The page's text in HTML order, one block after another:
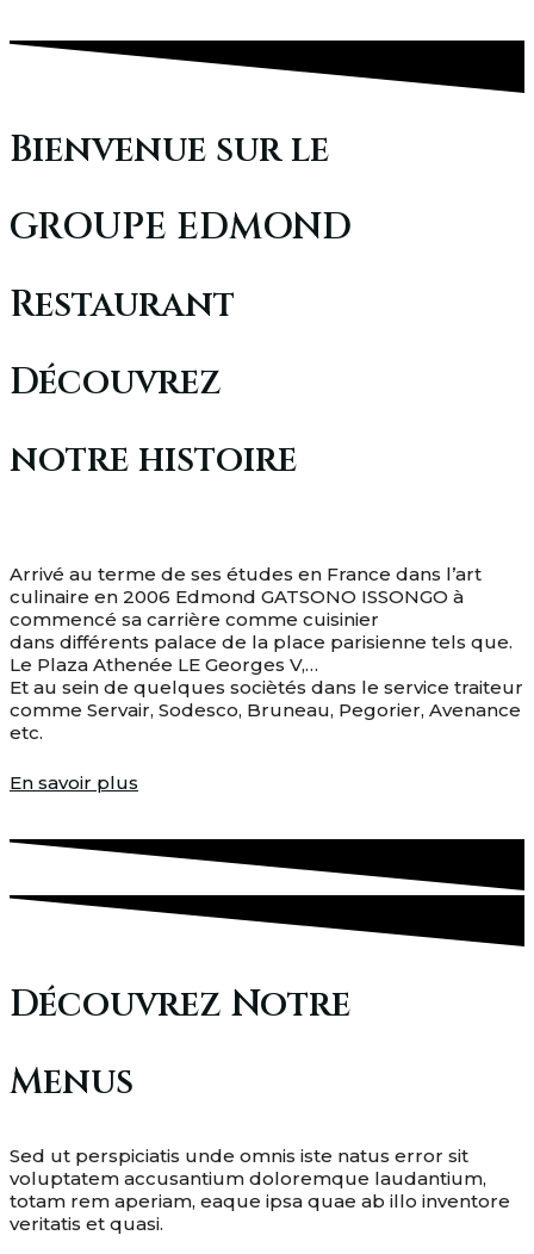
Bienvenue sur le
GROUPE EDMOND
Restaurant
Découvrez
notre histoire
Arrivé au terme de ses études en France dans l’art
culinaire en 2006 Edmond GATSONO ISSONGO à
commencé sa carrière comme cuisinier
dans différents palace de la place parisienne tels que.
Le Plaza Athenée LE Georges V,…
Et au sein de quelques sociètés dans le service traiteur
comme Servair, Sodesco, Bruneau, Pegorier, Avenance
etc.
En savoir plus
Découvrez Notre
Menus
Sed ut perspiciatis unde omnis iste natus error sit
voluptatem accusantium doloremque laudantium,
totam rem aperiam, eaque ipsa quae ab illo inventore
veritatis et quasi.